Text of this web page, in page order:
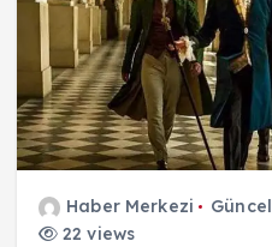
Haber Merkezi Güncel
22 views